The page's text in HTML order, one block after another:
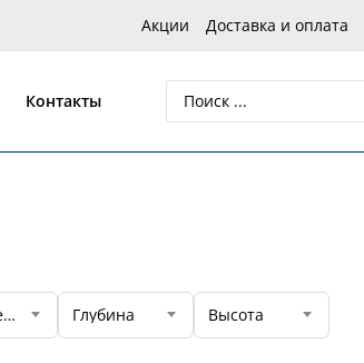
Тип содержимого Глубина Высота
Акции Доставка и оплата
Контакты